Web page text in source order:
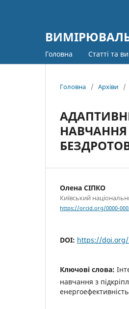
Головна Статті та
Головна / Архіви /
НАВЧАННЯ
Олена СІПКО
Київський
https://orcid.org/0000-
DOI: https://doi.org/
Ключові слова:
навчання з
енергоефективність